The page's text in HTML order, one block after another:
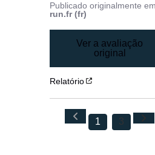
Publicado originalmente
run.fr (fr)
Ver a avaliação
original
Relatório
1 3